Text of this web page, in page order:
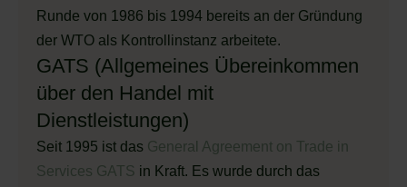
Runde von 1986 bis 1994 bereits an der Gründung
der WTO als Kontrollinstanz arbeitete.
GATS (Allgemeines Übereinkommen
über den Handel mit
Dienstleistungen)
Seit 1995 ist das General Agreement on Trade in
Services GATS in Kraft. Es wurde durch das